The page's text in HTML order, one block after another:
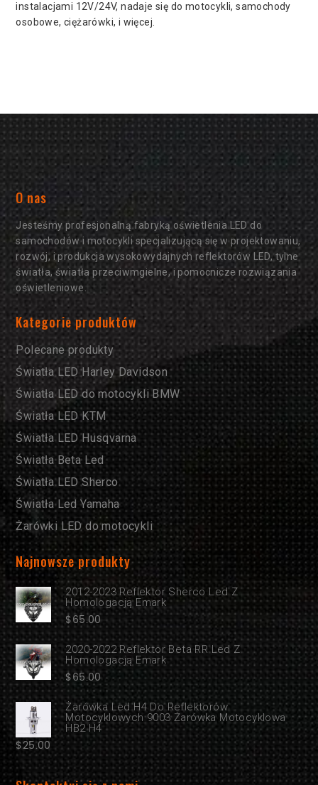
instalacjami 12V/24V, nadaje się do motocykli, samochody
osobowe, ciężarówki, i więcej.
O nas
Jesteśmy profesjonalną fabryką oświetlenia LED do
samochodów i motocykli specjalizującą się w projektowaniu,
rozwój, i produkcja wysokowydajnych reflektorów LED, tylne
światła, światła przeciwmgielne, i pomocnicze rozwiązania
oświetleniowe.
Kategorie produktów
Polecane produkty
Światła LED Harley Davidson
Światła LED do motocykli BMW
Światła LED KTM
Światła LED Husqvarna
Światła Beta Led
Światła LED Sherco
Światła Led Yamaha
Żarówki LED do motocykli
Najnowsze produkty
2012-2023 Reflektor Sherco Led Z
Homologacją Emark
$65.00
2020-2022 Reflektor Beta RR Led Z
Homologacją Emark
$65.00
Żarówka Led H4 Do Reflektorów
Motocyklowych 9003 Żarówka Motocyklowa
HB2 H4
$25.00